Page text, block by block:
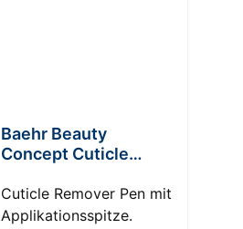
Baehr Beauty
Concept Cuticle
Cuticle Remover Pen mit
Applikationsspitze.